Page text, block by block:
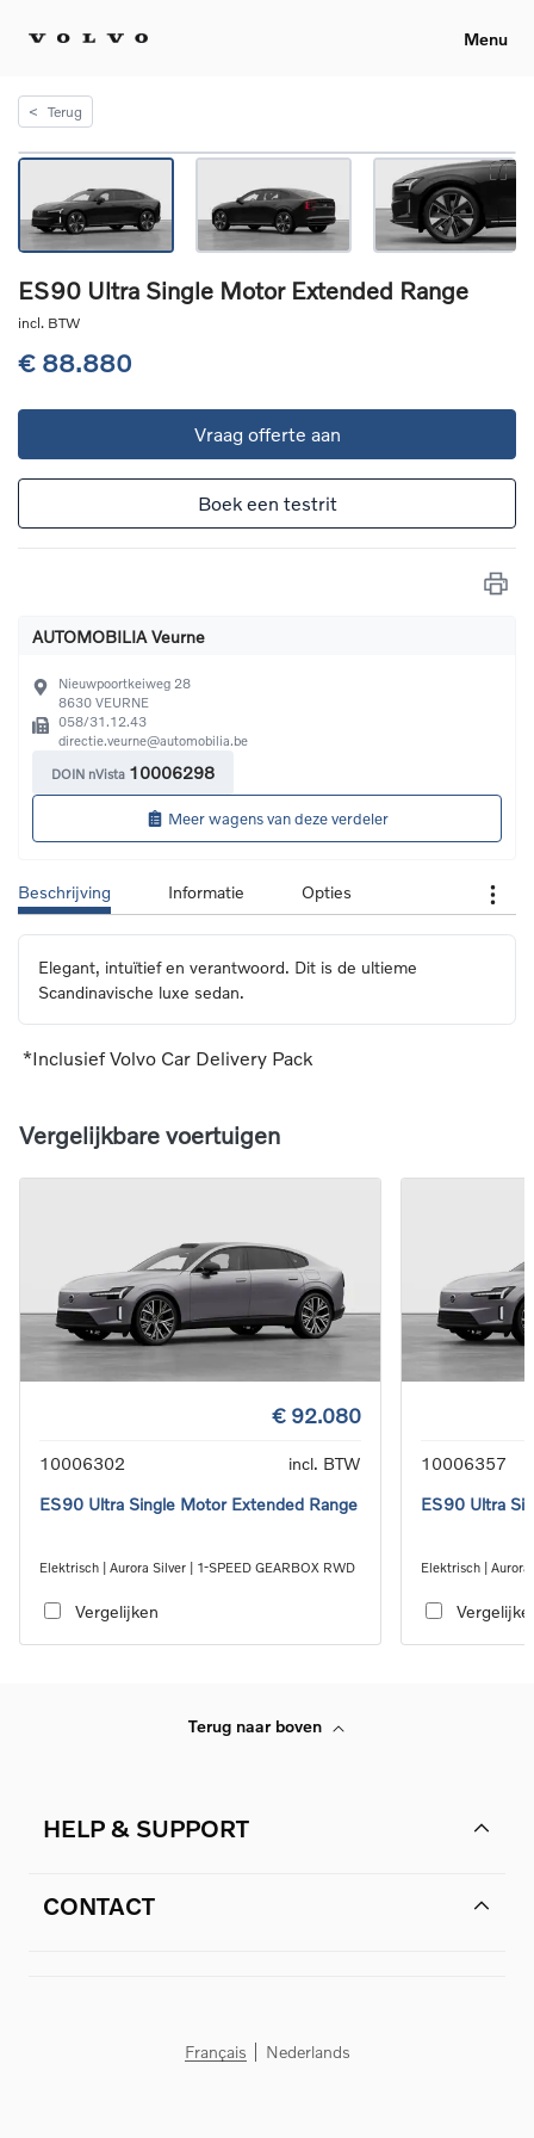
Menu
< Terug
ES90 Ultra Single Motor Extended Range
incl. BTW
€ 88.880
Vraag offerte aan
Boek een testrit
AUTOMOBILIA Veurne
Nieuwpoortkeiweg 28
8630 VEURNE
058/31.12.43
directie.veurne@automobilia.be
DOIN nVista 10006298
Meer wagens van deze verdeler
Beschrijving Informatie Opties
Elegant, intuïtief en verantwoord. Dit is de ultieme
Scandinavische luxe sedan.
*Inclusief Volvo Car Delivery Pack
Vergelijkbare voertuigen
€ 92.080
10006302
incl. BTW
ES90 Ultra Single Motor Extended Range
Elektrisch | Aurora Silver | 1-SPEED GEARBOX RWD
Vergelijken
10006357
ES90 Ultra
Elektrisch |
Terug naar boven
HELP & SUPPORT
CONTACT
Français Nederlands